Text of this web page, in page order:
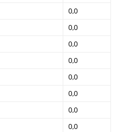
0,0
0,0
0,0
0,0
0,0
0,0
0,0
0,0